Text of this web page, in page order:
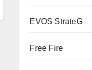
EVOS StrateG
Free Fire